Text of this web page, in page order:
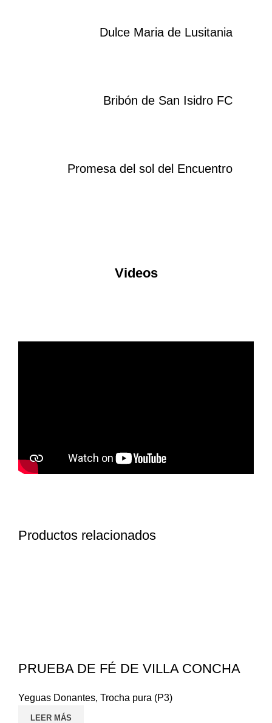
Dulce Maria de Lusitania
Bribón de San Isidro FC
Promesa del sol del Encuentro
Videos
Productos relacionados
PRUEBA DE FÉ DE VILLA CONCHA
Yeguas Donantes, Trocha pura (P3)
LEER MÁS